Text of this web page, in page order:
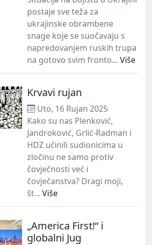
postaje sve teža za
ukrajinske obrambene
snage koje se suočavaju s
napredovanjem ruskih trupa
na gotovo svim fronto... Više
Krvavi rujan
Uto, 16 Rujan 2025
Kako su nas Plenković,
Jandroković, Grlić-Radman i
HDZ učinili sudionicima u
zločinu ne samo protiv
čovječnosti već i
čovječanstva? Dragi moji,
št... Više
„America First!“ i
globalni Jug